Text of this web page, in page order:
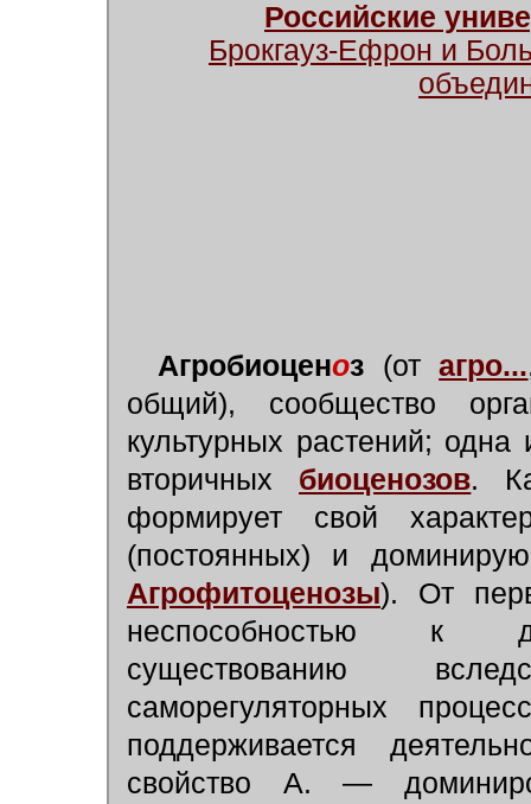
Российские
Брокгауз-Ефрон и
Агробиоценоз (отагро...
общий), сообщество
культурных растений;
вторичных биоценозов.
формирует свой
(постоянных) и
Агрофитоценозы). От
неспособностью к
существованию
саморегуляторных
поддерживается
свойство А. —